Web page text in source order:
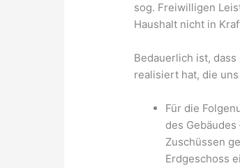
sog. Freiwilligen
Haushalt nicht in
Bedauerlich ist,
realisiert hat, die
Für die
des
Zuschüssen
Erdgeschoss